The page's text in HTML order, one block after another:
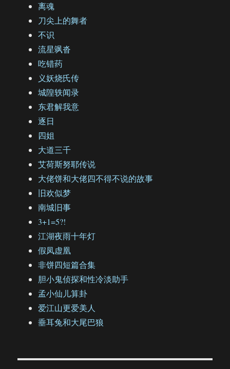
离魂
刀尖上的舞者
不识
流星飒沓
吃错药
义妖烧氏传
城隍轶闻录
东君解我意
逐日
四姐
大道三千
艾荷斯努耶传说
大佬饼和大佬四不得不说的故事
旧欢似梦
南城旧事
3+1=5?!
江湖夜雨十年灯
假凤虚凰
非饼四短篇合集
胆小鬼侦探和性冷淡助手
孟小仙儿算卦
爱江山更爱美人
垂耳兔和大尾巴狼